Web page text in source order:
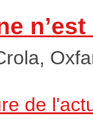
de